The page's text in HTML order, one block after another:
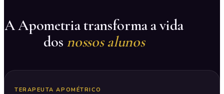
A Apometria transforma a vida
dos nossos alunos
TERAPEUTA APOMÉTRICO